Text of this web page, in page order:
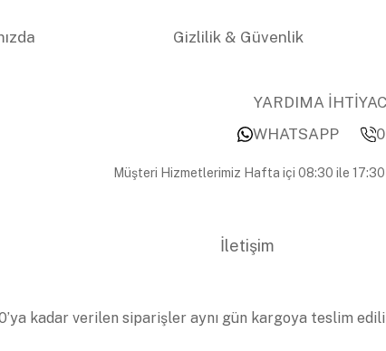
Gizlilik & Güvenlik
YARDIMA
WHATSAPP
Müşteri Hizmetlerimiz Hafta içi 08:30 ile
İletişim
kadar verilen siparişler aynı gün kargoya teslim